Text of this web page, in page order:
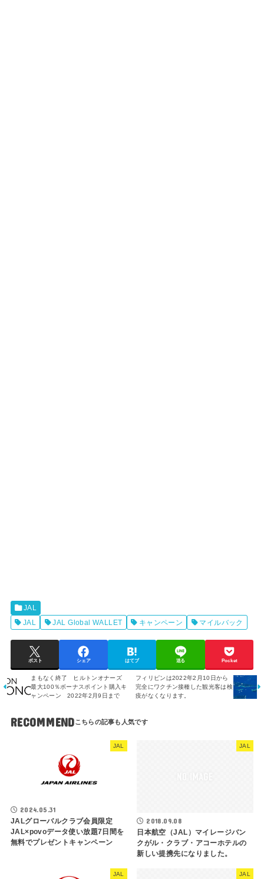
JAL
JAL
JAL Global WALLET キャンペーン マイルバック
ポスト シェア はてブ 送る Pocket
まもなく終了 ヒルトンオナーズ
最大100％ボーナスポイント購入キ
ャンペーン 2022年2月9日まで
フィリピンは2022年2月10日から
完全にワクチン接種した観光客は検
疫がなくなります。
RECOMMEND
JAL
2024.05.31
JALグローバルクラブ会員限定
JAL×povoデータ使い放題7日間を
無料でプレゼントキャンペーン
JAL
2018.09.08
日本航空（JAL）マイレージバン
クがル・クラブ・アコーホテルの
新しい提携先になりました。
JAL JAL